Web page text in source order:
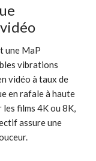
une MaP
vibrations
vidéo à taux de
en rafale à haute
films 4K ou 8K,
assure une